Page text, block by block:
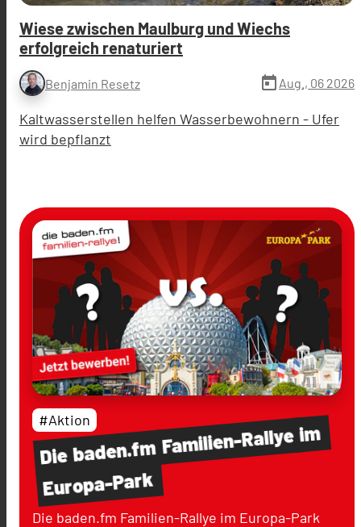
Wiese zwischen Maulburg und Wiechs
erfolgreich renaturiert
Benjamin Resetz today Aug., 06 2026
Kaltwasserstellen helfen Wasserbewohnern - Ufer
wird bepflanzt
Diebaden.fmFamilien-Rallyeim
Europa-Park
#Aktion
Die baden.fm Familien-Rallye im Europa-Park